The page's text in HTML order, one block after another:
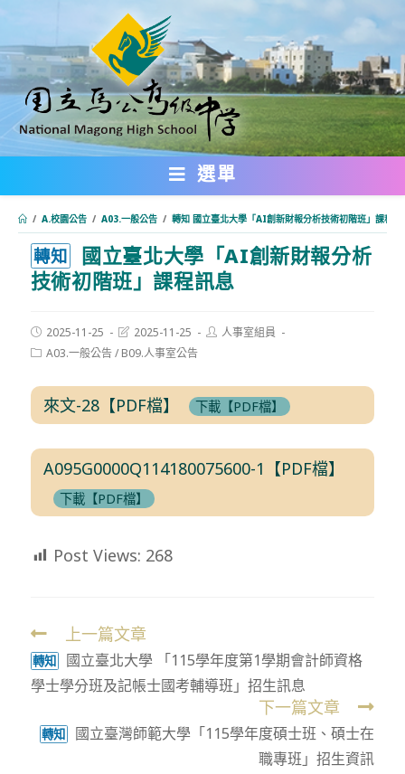
轉
主
要
內
選單
/ A.校園公告 / A03.一般公告 / 轉知 國立臺北大學「AI創新財報分析技術初階班」課程訊
轉知
國立臺北大學「AI創新財報分析
技術初階班」課程訊息
Post
published:
2025-11-25
Post
modified:
2025-11-25
Post人事室組員
PostA03.一般公告/ B09.人事室公告
來文-28【PDF檔】 下載【PDF檔】
A095G0000Q114180075600-1【PDF檔】
下載【PDF檔】
Post Views: 268
Read
more
articles
上一篇文章
轉知
國立臺北大學 「115學年度第1學期會計師資格
學士學分班及記帳士國考輔導班」招生訊息
下一篇文章
轉知
國立臺灣師範大學「115學年度碩士班、碩士在
職專班」招生資訊